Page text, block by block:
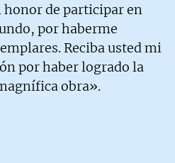
de participar en
por haberme
Reciba usted mi
por haber logrado la
obra».